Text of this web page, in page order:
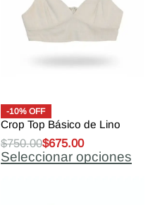
-10% OFF
Crop Top Básico de Lino
$750.00$675.00
Seleccionar opciones